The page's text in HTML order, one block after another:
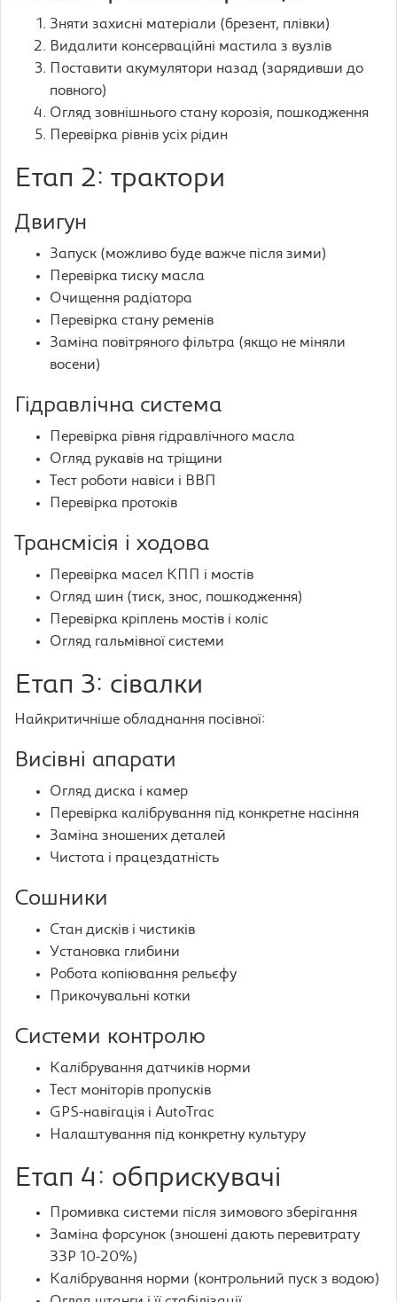
Зняти захисні матеріали (брезент, плівки)
Видалити консерваційні мастила з вузлів
Поставити акумулятори назад (зарядивши до
повного)
Огляд зовнішнього стану корозія, пошкодження
Перевірка рівнів усіх рідин
Етап 2: трактори
Двигун
Запуск (можливо буде важче після зими)
Перевірка тиску масла
Очищення радіатора
Перевірка стану ременів
Заміна повітряного фільтра (якщо не міняли
восени)
Гідравлічна система
Перевірка рівня гідравлічного масла
Огляд рукавів на тріщини
Тест роботи навіси і ВВП
Перевірка протоків
Трансмісія і ходова
Перевірка масел КПП і мостів
Огляд шин (тиск, знос, пошкодження)
Перевірка кріплень мостів і коліс
Огляд гальмівної системи
Етап 3: сівалки
Найкритичніше обладнання посівної:
Висівні апарати
Огляд диска і камер
Перевірка калібрування під конкретне насіння
Заміна зношених деталей
Чистота і працездатність
Сошники
Стан дисків і чистиків
Установка глибини
Робота копіювання рельєфу
Прикочувальні котки
Системи контролю
Калібрування датчиків норми
Тест моніторів пропусків
GPS-навігація і AutoTrac
Налаштування під конкретну культуру
Етап 4: обприскувачі
Промивка системи після зимового зберігання
Заміна форсунок (зношені дають перевитрату
ЗЗР 10-20%)
Калібрування норми (контрольний пуск з водою)